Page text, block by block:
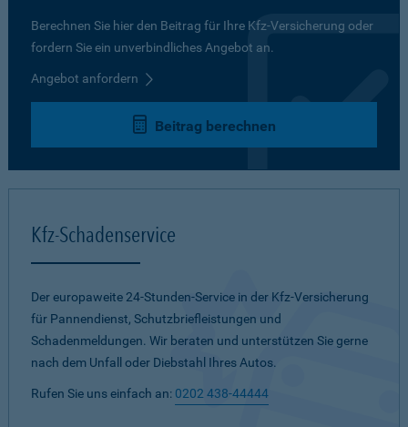
Berechnen Sie hier den Beitrag für Ihre Kfz-Versicherung oder
fordern Sie ein unverbindliches Angebot an.
Angebot anfordern
Beitrag berechnen
Kfz-Schadenservice
Der europaweite 24-Stunden-Service in der Kfz-Versicherung
für Pannendienst, Schutzbriefleistungen und
Schadenmeldungen. Wir beraten und unterstützen Sie gerne
nach dem Unfall oder Diebstahl Ihres Autos.
Rufen Sie uns einfach an: 0202 438-44444